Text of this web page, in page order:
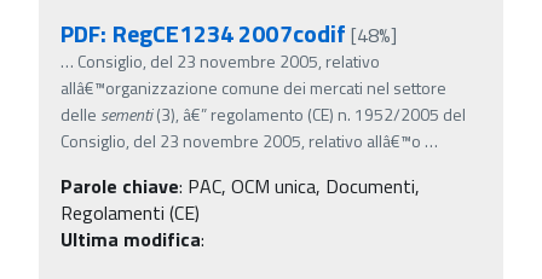
PDF: RegCE1234 2007codif [48%]
… Consiglio, del 23 novembre 2005, relativo
allâ€™organizzazione comune dei mercati nel settore
delle sementi(3), â€” regolamento (CE) n. 1952/2005 del
Consiglio, del 23 novembre 2005, relativo allâ€™o …
Parole chiave: PAC, OCM unica, Documenti,
Regolamenti (CE)
Ultima modifica: